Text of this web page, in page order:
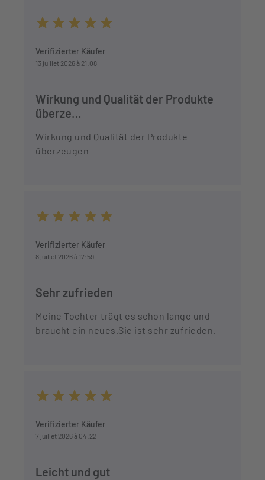
Verifizierter Käufer
13 juillet 2026 à 21:08
Wirkung und Qualität der Produkte
überze…
Wirkung und Qualität der Produkte
überzeugen
Verifizierter Käufer
8 juillet 2026 à 17:59
Sehr zufrieden
Meine Tochter trägt es schon lange und
braucht ein neues.Sie ist sehr zufrieden.
Verifizierter Käufer
7 juillet 2026 à 04:22
Leicht und gut